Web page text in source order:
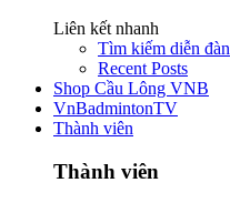
Liên kết nhanh
Tìm kiếm diễn đàn
Recent Posts
Shop Cầu Lông VNB
VnBadmintonTV
Thành viên
Thành viên